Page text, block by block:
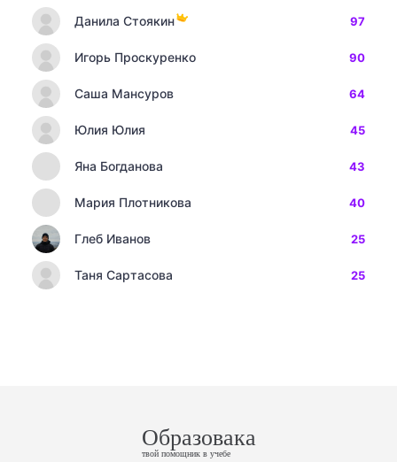
Данила Стоякин 97
Игорь Проскуренко 90
Саша Мансуров 64
Юлия Юлия 45
Яна Богданова 43
Мария Плотникова 40
Глеб Иванов 25
Таня Сартасова 25
Образовака
твой помощник в учебе